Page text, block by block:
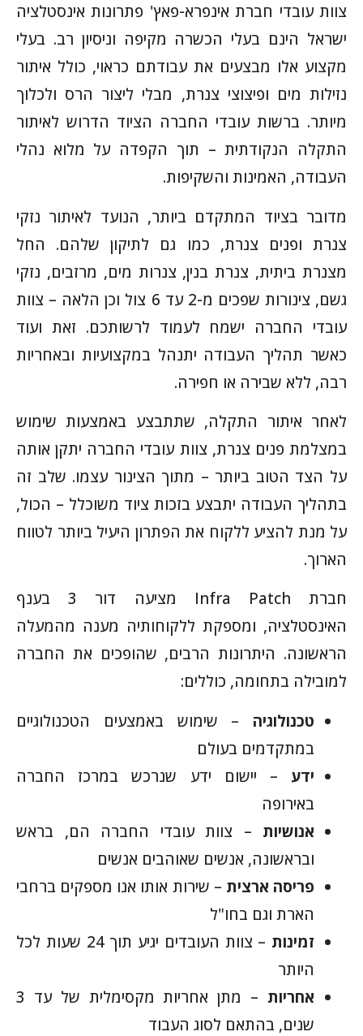
צוות עובדי חברת אינפרא-פאץ' פתרונות אינסטלציה
ישראל הינם בעלי הכשרה מקיפה וניסיון רב. בעלי
מקצוע אלו מבצעים את עבודתם כראוי, כולל איתור
נזילות מים ופיצוצי צנרת, מבלי ליצור הרס ולכלוך
מיותר. ברשות עובדי החברה הציוד הדרוש לאיתור
התקלה הנקודתית – תוך הקפדה על מלוא נהלי
העבודה, האמינות והשקיפות.
מדובר בציוד המתקדם ביותר, הנועד לאיתור נזקי
צנרת ופנים צנרת, כמו גם לתיקון שלהם. החל
מצנרת ביתית, צנרת בנין, צנרות מים, מרזבים, נזקי
גשם, צינורות שפכים מ-2 עד 6 צול וכן הלאה – צוות
עובדי החברה ישמח לעמוד לרשותכם. זאת ועוד
כאשר תהליך העבודה יתנהל במקצועיות ובאחריות
רבה, ללא שבירה או חפירה.
לאחר איתור התקלה, שתתבצע באמצעות שימוש
במצלמת פנים צנרת, צוות עובדי החברה יתקן אותה
על הצד הטוב ביותר – מתוך הצינור עצמו. שלב זה
בתהליך העבודה יתבצע בזכות ציוד משוכלל – הכול,
על מנת להציע ללקוח את הפתרון היעיל ביותר לטווח
הארוך.
חברת Infra Patch מציעה דור 3 בענף
האינסטלציה, ומספקת ללקוחותיה מענה מהמעלה
הראשונה. היתרונות הרבים, שהופכים את החברה
למובילה בתחומה, כוללים:
טכנולוגיה – שימוש באמצעים הטכנולוגיים
במתקדמים בעולם
ידע – יישום ידע שנרכש במרכז החברה
באירופה
אנושיות – צוות עובדי החברה הם, בראש
ובראשונה, אנשים שאוהבים אנשים
פריסה ארצית – שירות אותו אנו מספקים ברחבי
הארת וגם בחו"ל
זמינות
– צוות העובדים יגיע תוך 24 שעות לכל
היותר
אחריות
– מתן אחריות מקסימלית של עד 3
שנים, בהתאם לסוג העבוד